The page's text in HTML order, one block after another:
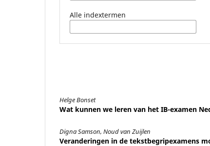
Alle indextermen
Helge Bonset
Wat kunnen we leren van het IB-examen
Digna Samson, Noud van Zuijlen
Veranderingen in de tekstbegripexamens